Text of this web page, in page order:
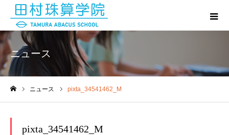
ニュース
ニュース pixta_34541462_M
pixta_34541462_M